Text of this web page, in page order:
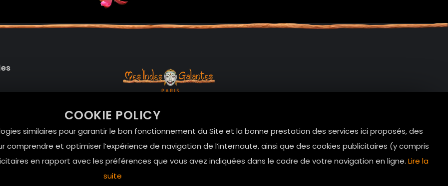
COOKIE POLICY
similaires pour garantir le bon fonctionnement du Site et la bonne prestation des services ici proposés, des
et optimiser l’expérience de navigation de l’internaute, ainsi que des cookies publicitaires (y compris
en rapport avec les préférences que vous avez indiquées dans le cadre de votre navigation en ligne. Lire la
suite
Le Marais, 75004 Paris
01.42.72.42.51
Horaires d’ouverture: 11h - 19h30 Du